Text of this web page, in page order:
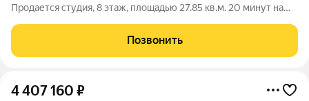
Продается студия, 8 этаж, площадью 27.85 кв.м. 20 минут на
Дом комфорт-класса с продуманными планировочными
решениями и широким выбором
Позвонить
4 407 160 ₽